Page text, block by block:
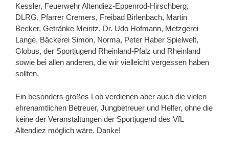
Kessler, Feuerwehr Altendiez-Eppenrod-Hirschberg,
DLRG, Pfarrer Cremers, Freibad Birlenbach, Martin
Becker, Getränke Meiritz, Dr. Udo Hofmann, Metzgerei
Lange, Bäckerei Simon, Norma, Peter Haber Spielwelt,
Globus, der Sportjugend Rheinland-Pfalz und Rheinland
sowie bei allen anderen, die wir vielleicht vergessen haben
sollten.
Ein besonders großes Lob verdienen aber auch die vielen
ehrenamtlichen Betreuer, Jungbetreuer und Helfer, ohne die
keine der Veranstaltungen der Sportjugend des VfL
Altendiez möglich wäre. Danke!